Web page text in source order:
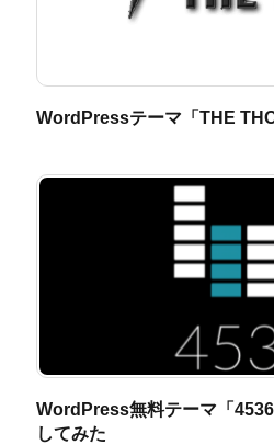
WordPressテーマ「THE
WordPress無料テーマ「
してみた